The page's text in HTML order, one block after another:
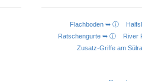
Flachboden ➥ ⓘ
Ratschengurte ➥ ⓘ
Zusatz-Griffe am